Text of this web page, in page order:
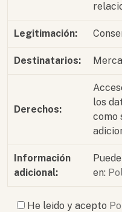
Legitimación:
Destinatarios:
Derechos:
los
como
Información
adicional:
en:
He leido y acepto